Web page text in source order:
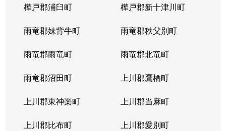
樺戸郡浦臼町 樺戸郡新十津川町
雨竜郡妹背牛町 雨竜郡秩父別町
雨竜郡雨竜町 雨竜郡北竜町
雨竜郡沼田町 上川郡鷹栖町
上川郡東神楽町 上川郡当麻町
上川郡比布町 上川郡愛別町